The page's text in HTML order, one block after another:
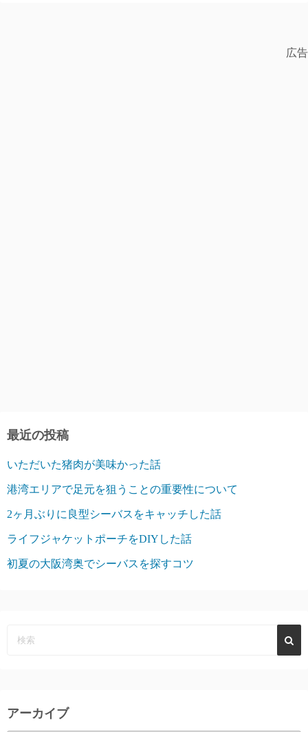
広告
最近の投稿
いただいた猪肉が美味かった話
港湾エリアで足元を狙うことの重要性について
2ヶ月ぶりに良型シーバスをキャッチした話
ライフジャケットポーチをDIYした話
初夏の大阪湾奥でシーバスを探すコツ
アーカイブ